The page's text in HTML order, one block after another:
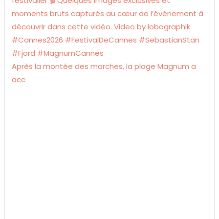
Après la montée des marches, la plage Magnum a
acc